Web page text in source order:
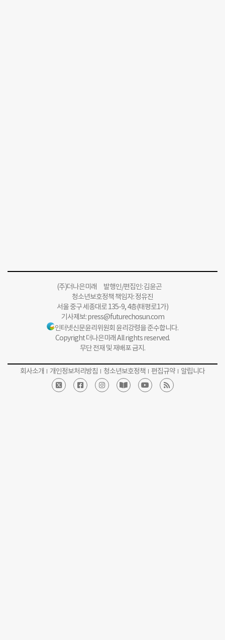
(주)더나은미래 발행인/편집인: 김윤곤
청소년보호정책 책임자: 정유진
서울 중구 세종대로 135-9, 4층(태평로1가)
기사제보:press@futurechosun.com
인터넷신문윤리위원회 윤리강령을 준수합니다.
Copyright 더나은미래 All rights reserved.
무단 전재 및 재배포 금지.
회사소개 개인정보처리방침 청소년보호정책 편집규약 알립니다